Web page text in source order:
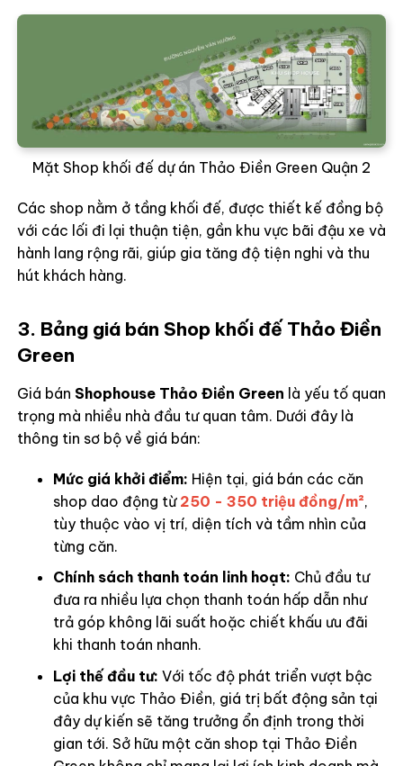
Mặt Shop khối đế dự án Thảo Điền Green Quận 2
Các shop nằm ở tầng khối đế, được thiết kế đồng bộ
với các lối đi lại thuận tiện, gần khu vực bãi đậu xe và
hành lang rộng rãi, giúp gia tăng độ tiện nghi và thu
hút khách hàng.
3. Bảng giá bán Shop khối đế Thảo Điền
Green
Giá bán Shophouse Thảo Điền Green là yếu tố quan
trọng mà nhiều nhà đầu tư quan tâm. Dưới đây là
thông tin sơ bộ về giá bán:
Mức giá khởi điểm: Hiện tại, giá bán các căn
shop dao động từ 250 - 350 triệu đồng/m²,
tùy thuộc vào vị trí, diện tích và tầm nhìn của
từng căn.
Chính sách thanh toán linh hoạt: Chủ đầu tư
đưa ra nhiều lựa chọn thanh toán hấp dẫn như
trả góp không lãi suất hoặc chiết khấu ưu đãi
khi thanh toán nhanh.
Lợi thế đầu tư: Với tốc độ phát triển vượt bậc
của khu vực Thảo Điền, giá trị bất động sản tại
đây dự kiến sẽ tăng trưởng ổn định trong thời
gian tới. Sở hữu một căn shop tại Thảo Điền